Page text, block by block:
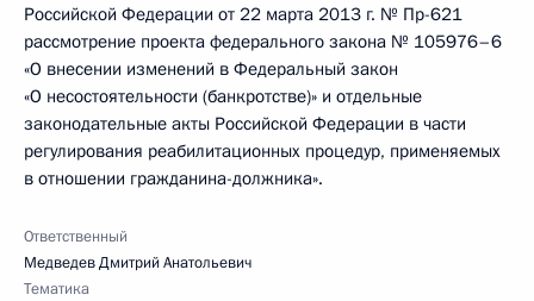
Российской Федерации от 22 марта 2013 г. № Пр-621
рассмотрение проекта федерального закона № 105976–6
«О внесении изменений в Федеральный закон
«О несостоятельности (банкротстве)» и отдельные
законодательные акты Российской Федерации в части
регулирования реабилитационных процедур, применяемых
в отношении гражданина-должника».
Ответственный
Медведев Дмитрий Анатольевич
Тематика